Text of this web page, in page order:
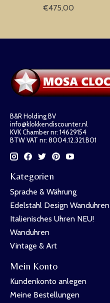
€475,00
B&R Holding BV
info@klokkendiscounter.nl
KVK Chamber nr: 14629154
BTW VAT nr: 8004.12.321.B01
Kategorien
Sprache & Währung
Edelstahl Design Wanduhren
Italienisches Uhren NEU!
Wanduhren
Vintage & Art
Mein Konto
Kundenkonto anlegen
Meine Bestellungen